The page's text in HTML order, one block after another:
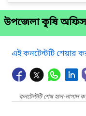
উপজেলা কৃষি অফিস,
এই কনটেন্টটি শেয়ার
কনটেন্টটি শেষ হাল-নাগাদ